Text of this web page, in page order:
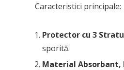
Caracteristici principale:
Protector cu 3
sporită.
Material